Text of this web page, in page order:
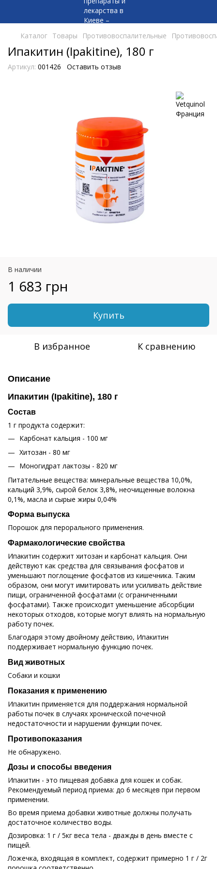
Каталог Товары Противовоспалительные
Ипакитин (Ipakitine), 180 г
Артикул: 001426 Оставить отзыв
В наличии
1 683 грн
Купить
В избранное К сравнению
Описание
Ипакитин (Ipakitine), 180 г
Состав
1 г продукта содержит:
Карбонат кальция - 100 мг
Хитозан - 80 мг
Моногидрат лактозы - 820 мг
Питательные вещества: минеральные вещества 10,0%,
кальций 3,9%, сырой белок 3,8%, неочищенные волокна
0,1%, масла и сырые жиры 0,04%
Форма выпуска
Порошок для перорального применения.
Фармакологические свойства
Ипакитин содержит хитозан и карбонат кальция. Они
действуют как средства для связывания фосфатов и
уменьшают поглощение фосфатов из кишечника. Таким
образом, они могут имитировать или усиливать действие
пищи, ограниченной фосфатами (с ограниченными
фосфатами). Также происходит уменьшение абсорбции
некоторых отходов, которые могут влиять на нормальную
работу почек.
Благодаря этому двойному действию, Ипакитин
поддерживает нормальную функцию почек.
Вид животных
Собаки и кошки
Показания к применению
Ипакитин применяется для поддержания нормальной
работы почек в случаях хронической почечной
недостаточности и нарушении функции почек.
Противопоказания
Не обнаружено.
Дозы и способы введения
Ипакитин - это пищевая добавка для кошек и собак.
Рекомендуемый период приема: до 6 месяцев при первом
применении.
Во время приема добавки животные должны получать
достаточное количество воды.
Дозировка: 1 г / 5кг веса тела - дважды в день вместе с
пищей.
Ложечка, входящая в комплект, содержит примерно 1 г / 2г